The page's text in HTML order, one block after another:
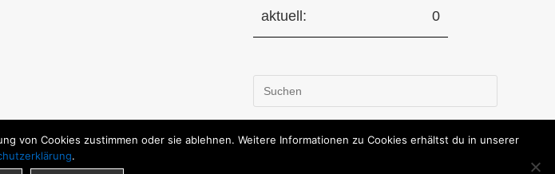
aktuell: 0
Escape
to
close
von Cookies zustimmen oder sie ablehnen. Weitere Informationen zu Cookies erhältst du in unserer
.